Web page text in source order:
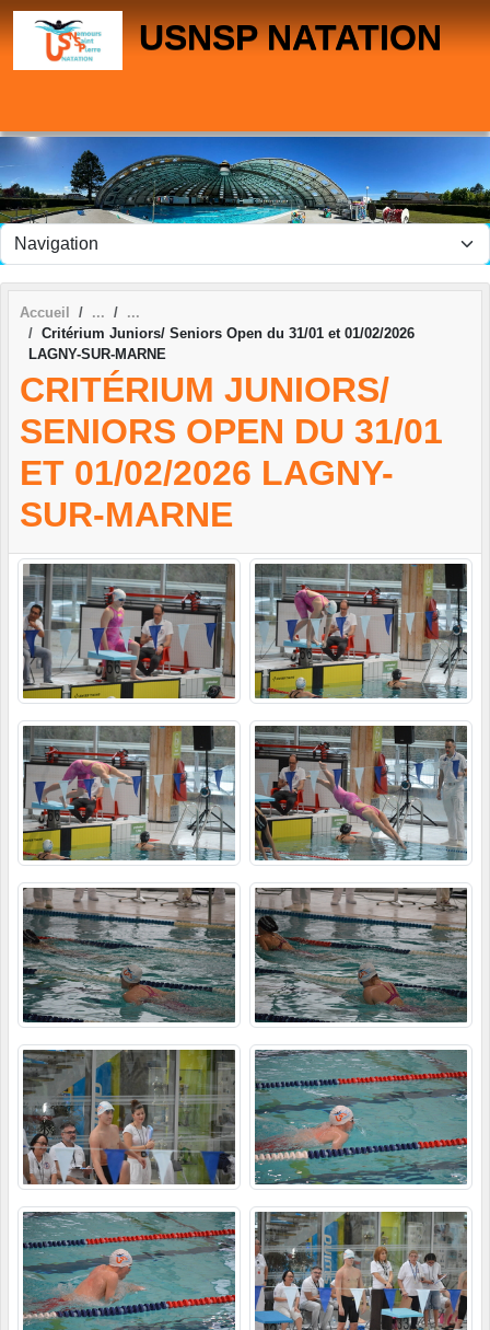
USNSP NATATION
Accueil
Critérium Juniors/ Seniors Open du 31/01 et 01/02/2026
LAGNY-SUR-MARNE
CRITÉRIUM JUNIORS/
SENIORS OPEN DU 31/01
ET 01/02/2026 LAGNY-
SUR-MARNE
Panneau de gestion des cookies